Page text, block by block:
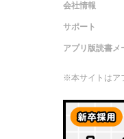
会社情報
サポート
アプリ版読書メ
※本サイトはア